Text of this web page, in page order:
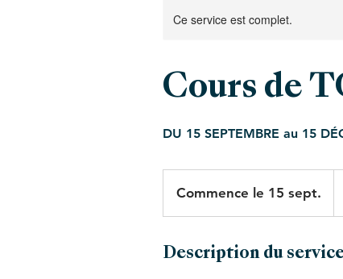
Ce service est complet.
Cours de
DU 15 SEPTEMBRE au 15
Commence le 15 sept.
o
m
Description du